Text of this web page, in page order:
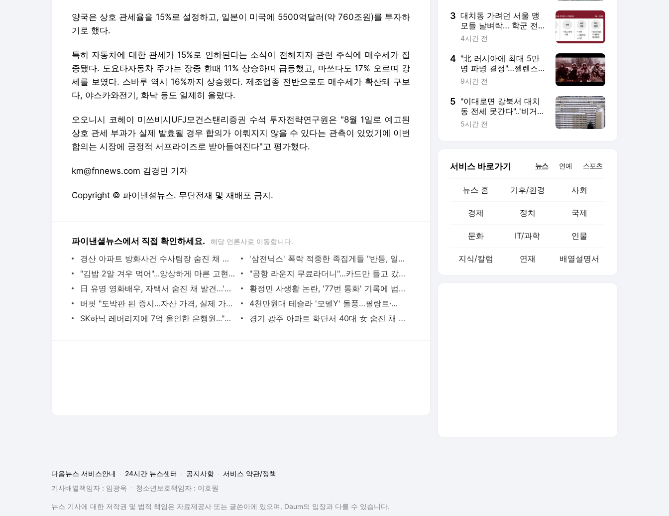
양국은 상호 관세율을 15%로 설정하고, 일본이 미국에 5500억달러(약 760조원)를 투자하
기로 했다.
특히 자동차에 대한 관세가 15%로 인하된다는 소식이 전해지자 관련 주식에 매수세가 집
중됐다. 도요타자동차 주가는 장중 한때 11% 상승하며 급등했고, 마쓰다도 17% 오르며 강
세를 보였다. 스바루 역시 16%까지 상승했다. 제조업종 전반으로도 매수세가 확산돼 구보
다, 야스카와전기, 화낙 등도 일제히 올랐다.
오오니시 코헤이 미쓰비시UFJ모건스탠리증권 수석 투자전략연구원은 "8월 1일로 예고된
상호 관세 부과가 실제 발효될 경우 합의가 이뤄지지 않을 수 있다는 관측이 있었기에 이번
합의는 시장에 긍정적 서프라이즈로 받아들여진다"고 평가했다.
km@fnnews.com 김경민 기자
Copyright © 파이낸셜뉴스. 무단전재 및 재배포 금지.
파이낸셜뉴스에서 직접 확인하세요. 해당 언론사로 이동합니다.
경산 아파트 방화사건 수사팀장 숨진 채 발견…사망 경위 조사
'삼전닉스' 폭락 적중한 족집게들 "반등, 일회성 아니다"면서... AI 과잉투자엔 '우려'
"김밥 2알 겨우 먹어"...앙상하게 마른 고현정, 다이어트 아닌 '음식 공포증' 고백 [헬스톡]
"공항 라운지 무료라더니"…카드만 들고 갔다간 '헛걸음'
日 유명 영화배우, 자택서 숨진 채 발견…'마약투약 혐의'
황정민 사생활 논란, '77번 통화' 기록에 법조계 주목
버핏 "도박판 된 증시…자산 가격, 실제 가치보다 비싸"
4천만원대 테슬라 '모델Y' 돌풍…필랑트·액티언 판매 '직격탄'
SK하닉 레버리지에 7억 올인한 은행원..."한 달 만에 5억 증발" 멘붕
경기 광주 아파트 화단서 40대 女 숨진 채 발견…시신 옆엔 '이불'
3 대치동 가려던 서울 맹
모들 날벼락… 학군 전
세대출 막히나[부동산
4시간 전
4 "北 러시아에 최대 5만
명 파병 결정"…젤렌스
키, 韓에 방공망 요청
9시간 전
5 "이대로면 강북서 대치
동 전세 못간다"..'비거주
1주택' 예외기준 촉각
5시간 전
서비스 바로가기 뉴스 연예 스포츠
뉴스 홈 기후/환경 사회
경제 정치 국제
문화 IT/과학 인물
지식/칼럼 연재 배열설명서
다음뉴스 서비스안내 24시간 뉴스센터 공지사항
서비스 약관/정책
기사배열책임자 : 임광욱
청소년보호책임자 : 이호원
뉴스 기사에 대한 저작권 및 법적 책임은 자료제공사 또는 글쓴이에 있으며, Daum의 입장과 다를 수 있습니다.